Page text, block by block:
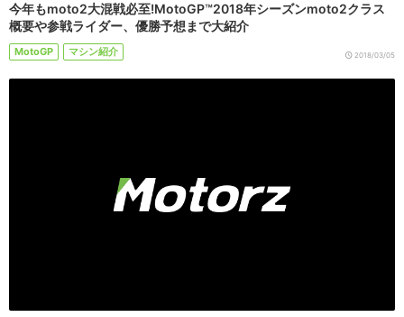
今年もmoto2大混戦必至!MotoGP™2018年シーズンmoto2クラス
概要や参戦ライダー、優勝予想まで大紹介
MotoGP マシン紹介 2018/03/05